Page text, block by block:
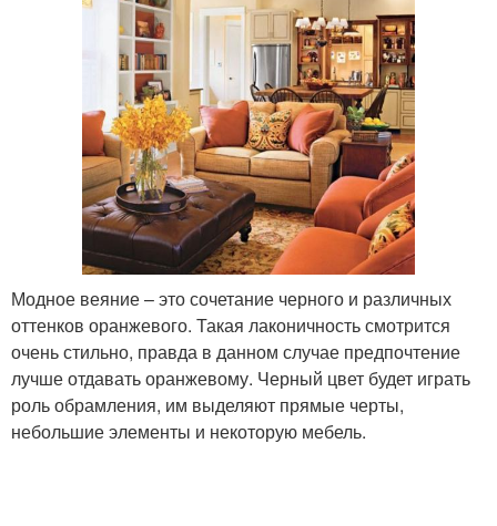
Модное веяние – это сочетание черного и различных
оттенков оранжевого. Такая лаконичность смотрится
очень стильно, правда в данном случае предпочтение
лучше отдавать оранжевому. Черный цвет будет играть
роль обрамления, им выделяют прямые черты,
небольшие элементы и некоторую мебель.